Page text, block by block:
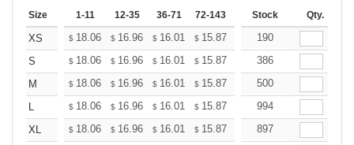
Size 1-11 12-35 36-71 72-143 144-287 288 + More
Stock Qty.
XS $ 18.06 $ 16.96 $ 16.01 $ 15.87 15.60
190
S
$ 18.06 $ 16.96 $ 16.01 $ 15.87 15.60
386
M
$ 18.06 $ 16.96 $ 16.01 $ 15.87 15.60
500
L
$ 18.06 $ 16.96 $ 16.01 $ 15.87 15.60
994
XL
$ 18.06 $ 16.96 $ 16.01 $ 15.87 15.60
897